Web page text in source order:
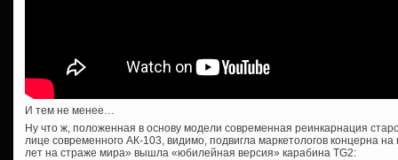
И тем не менее…
Ну что ж, положенная в основу модели современная реинкарнация
лице современного АК-103, видимо, подвигла маркетологов концерна
лет на страже мира» вышла «юбилейная версия» карабина TG2: